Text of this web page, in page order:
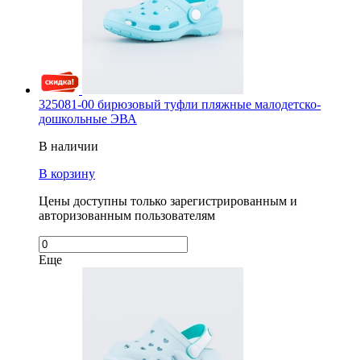
325081-00 бирюзовый туфли пляжные малодетско-
дошкольные ЭВА
В наличии
В корзину
Цены доступны только зарегистрированным и
авторизованным пользователям
Еще